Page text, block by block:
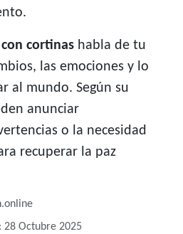
cortinas habla de tu
las emociones y lo
al mundo. Según su
anunciar
o la necesidad
recuperar la paz
28 Octubre 2025